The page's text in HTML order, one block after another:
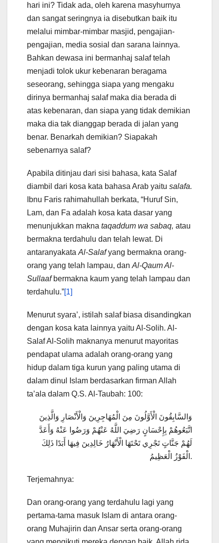
hari ini? Tidak ada, oleh karena masyhurnya
dan sangat seringnya ia disebutkan baik itu
melalui mimbar-mimbar masjid, pengajian-
pengajian, media sosial dan sarana lainnya.
Bahkan dewasa ini bermanhaj salaf telah
menjadi tolok ukur kebenaran beragama
seseorang, sehingga siapa yang mengaku
dirinya bermanhaj salaf maka dia berada di
atas kebenaran, dan siapa yang tidak demikian
maka dia tak dianggap berada di jalan yang
benar. Benarkah demikian? Siapakah
sebenarnya salaf?
Apabila ditinjau dari sisi bahasa, kata Salaf
diambil dari kosa kata bahasa Arab yaitu salafa.
Ibnu Faris rahimahullah berkata, “Huruf Sin,
Lam, dan Fa adalah kosa kata dasar yang
menunjukkan makna taqaddum wa sabaq, atau
bermakna terdahulu dan telah lewat. Di
antaranyakata Al-Salafyang bermakna orang-
orang yang telah lampau, dan Al-Qaum Al-
Sullaafbermakna kaum yang telah lampau dan
terdahulu.”[1]
Menurut syara’, istilah salaf biasa disandingkan
dengan kosa kata lainnya yaitu Al-Solih. Al-
Salaf Al-Solih maknanya menurut mayoritas
pendapat ulama adalah orang-orang yang
hidup dalam tiga kurun yang paling utama di
dalam dinul Islam berdasarkan firman Allah
ta’ala dalam Q.S. Al-Taubah: 100:
وَالسَّابِقُونَ الْأَوَّلُونَ مِنَ الْمُهَاجِرِينَ وَالْأَنْصَارِ وَالَّذِينَ
اتَّبَعُوهُمْ بِإِحْسَانٍ رَضِيَ اللَّهُ عَنْهُمْ وَرَضُوا عَنْهُ وَأَعَدَّ
لَهُمْ جَنَّاتٍ تَجْرِي تَحْتَهَا الْأَنْهَارُ خَالِدِينَ فِيهَا أَبَدًا ذَلِكَ
الْفَوْزُ الْعَظِيمُ.
Terjemahnya:
Dan orang-orang yang terdahulu lagi yang
pertama-tama masuk Islam di antara orang-
orang Muhajirin dan Ansar serta orang-orang